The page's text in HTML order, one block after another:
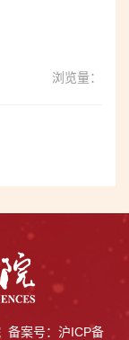
浏览量：
案号： 沪ICP备